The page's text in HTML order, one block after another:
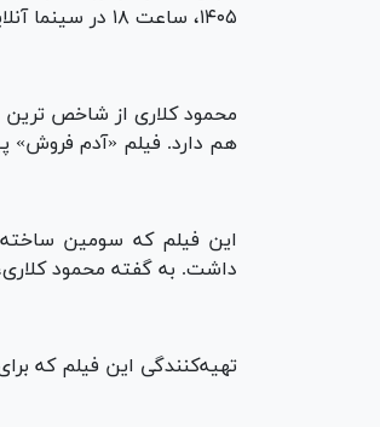
۱۴۰۵، ساعت ۱۸ در سینما آنلاین پلتفرم فیلم نت به نمایش گذاشته می‌شود.
محمود کلاری از شاخص ترین
هم دارد. فیلم «آدم فروش»
این فیلم که سومین
داشت. به گفته محمود کلاری، این فیلم
تهیه‌کنندگی این فیلم که برای گروه سنی بالای ۱۳ سال